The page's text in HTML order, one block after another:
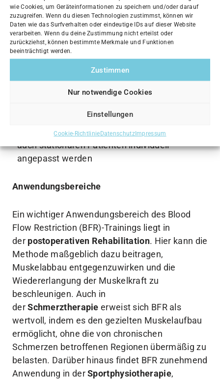
wie Cookies, um Geräteinformationen zu speichern und/oder darauf
zuzugreifen. Wenn du diesen Technologien zustimmst, können wir
Daten wie das Surfverhalten oder eindeutige IDs auf dieser Website
verarbeiten. Wenn du deine Zustimmung nicht erteilst oder
zurückziehst, können bestimmte Merkmale und Funktionen
beeinträchtigt werden.
Zustimmen
Nur notwendige Cookies
Einstellungen
Cookie-Richtlinie DatenschutzImpressum
mit wenig Gewicht:
Studien zeigen, dass BFR
überraschende Kraft- und Muskelzuwächse
ermöglicht und so eine effiziente Rehabilitation
unterstützt
Beschleunigte Regeneration als Schlüssel zum
BFR kann die Erholungsphasen
verkürzen und den muskulären Wiederaufbau
Ein Plus für jeden Therapieplan:
einsetzbar und kann sowohl ambulanten als
auch stationären Patienten individuell
angepasst werden
Anwendungsbereiche
Ein wichtiger Anwendungsbereich des Blood
Flow Restriction (BFR)-Trainings liegt in
der postoperativen Rehabilitation. Hier kann die
Methode maßgeblich dazu beitragen,
Muskelabbau entgegenzuwirken und die
Wiedererlangung der Muskelkraft zu
beschleunigen. Auch in
derSchmerztherapie erweist sich BFR als
wertvoll, indem es den gezielten Muskelaufbau
ermöglicht, ohne die von chronischen
Schmerzen betroffenen Regionen übermäßig zu
belasten. Darüber hinaus findet BFR zunehmend
Anwendung in derSportphysiotherapie,